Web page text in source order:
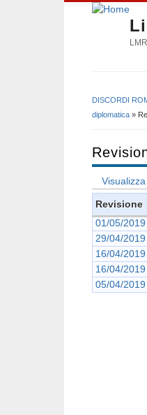
LMR
Tu sei
DISCORDI
diplomatica »
Visualizza
Revisione
01/05/
29/04/
16/04/
16/04/
05/04/2019